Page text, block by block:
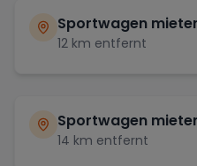
Sportwagen
12 km entfernt
Sportwagen
14 km entfernt